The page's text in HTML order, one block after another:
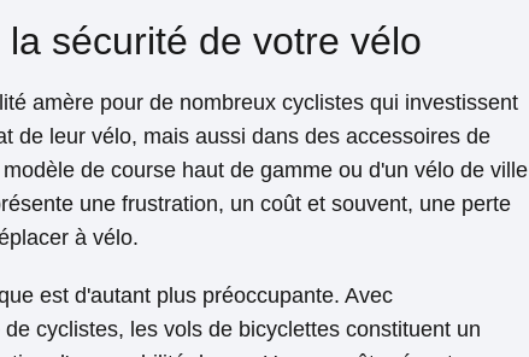
sécurité de votre vélo
amère pour de nombreux cyclistes qui investissent
de leur vélo, mais aussi dans des accessoires de
de course haut de gamme ou d'un vélo de ville
une frustration, un coût et souvent, une perte
à vélo.
est d'autant plus préoccupante. Avec
cyclistes, les vols de bicyclettes constituent un